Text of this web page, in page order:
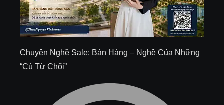
Chuyện Nghề Sale: Bán Hàng – Nghề Của Những
“Cú Từ Chối”